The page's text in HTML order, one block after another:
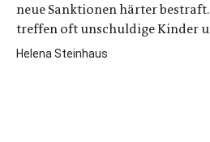
neue Sanktionen härter
treffen oft unschuldige Kinder
Helena Steinhaus